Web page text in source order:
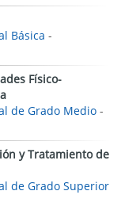
Básica -
Físico-
de Grado Medio -
y Tratamiento de
de Grado Superior